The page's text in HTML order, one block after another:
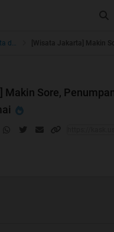
Berita dan Politik
Makin Sore,